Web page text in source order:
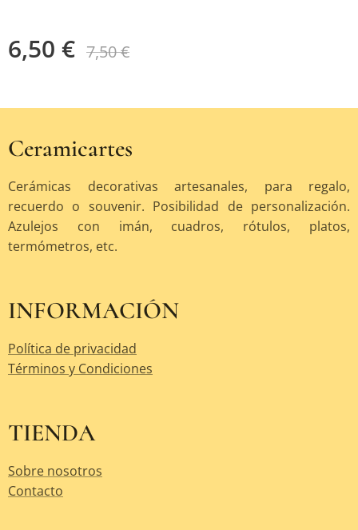
6,50 € 7,50€
Ceramicartes
Cerámicas decorativas artesanales, para regalo,
recuerdo o souvenir. Posibilidad de personalización.
Azulejos con imán, cuadros, rótulos, platos,
termómetros, etc.
INFORMACIÓN
Política de privacidad
Términos y Condiciones
TIENDA
Sobre nosotros
Contacto